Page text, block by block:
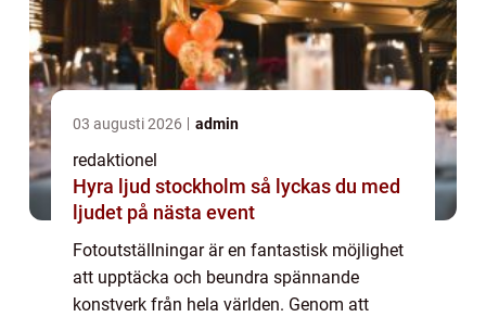
03 augusti 2026 admin
redaktionel
Hyra ljud stockholm så lyckas du med
ljudet på nästa event
Fotoutställningar är en fantastisk möjlighet
att upptäcka och beundra spännande
konstverk från hela världen. Genom att